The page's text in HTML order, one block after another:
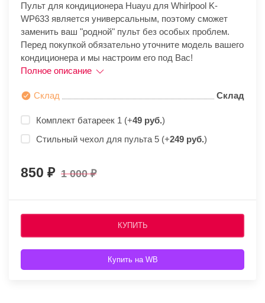
Пульт для кондиционера Huayu для Whirlpool K-
WP633 является универсальным, поэтому сможет
заменить ваш "родной" пульт без особых проблем.
Перед покупкой обязательно уточните модель вашего
кондиционера и мы настроим его под Вас!
Полное описание
Склад Склад
Комплект батареек 1 (+49 руб.)
Стильный чехол для пульта 5 (+249 руб.)
850 1 000
КУПИТЬ
Купить на WB